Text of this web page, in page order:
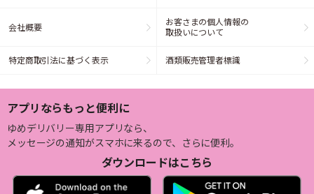
会社概要
お客さまの個人情報の
取扱いについて
特定商取引法に基づく表示 酒類販売管理者標識
アプリならもっと便利に
ゆめデリバリー専用アプリなら、
メッセージの通知がスマホに来るので、さらに便利。
ダウンロードはこちら